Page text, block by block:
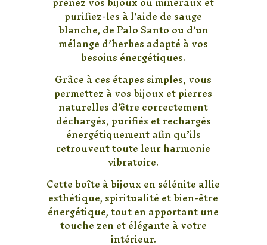
purifiez-les à l’aide de sauge
blanche, de Palo Santo ou d’un
mélange d’herbes adapté à vos
besoins énergétiques.
Grâce à ces étapes simples, vous
permettez à vos bijoux et pierres
naturelles d’être correctement
déchargés, purifiés et rechargés
énergétiquement afin qu’ils
retrouvent toute leur harmonie
vibratoire.
Cette boîte à bijoux en sélénite allie
esthétique, spiritualité et bien-être
énergétique, tout en apportant une
touche zen et élégante à votre
intérieur.